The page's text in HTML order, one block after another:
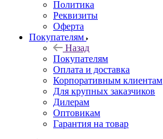
Политика
Реквизиты
Оферта
Покупателям
Назад
Покупателям
Оплата и доставка
Корпоративным клиентам
Для крупных заказчиков
Дилерам
Оптовикам
Гарантия на товар